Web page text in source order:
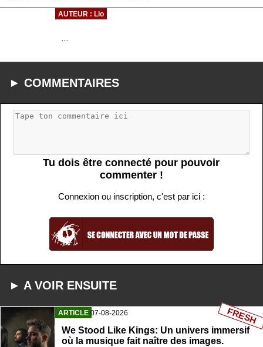
AUTEUR : Lio
...
► COMMENTAIRES
Tu dois être connecté pour pouvoir
commenter !
Connexion ou inscription, c'est par ici :
► A VOIR ENSUITE
ARTICLE 07-08-2026
We Stood Like Kings: Un univers immersif
où la musique fait naître des images.
FRESH